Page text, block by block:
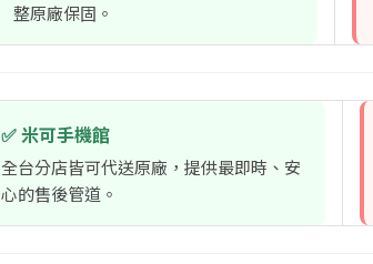
整原廠保固。
✅ 米可手機館
全台分店皆可代送原廠，提供最即時、安
心的售後管道。